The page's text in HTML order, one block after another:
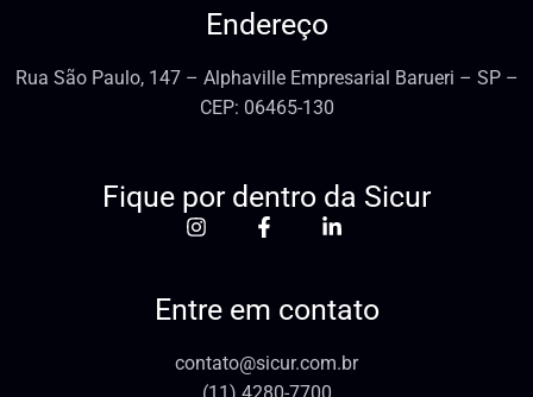
Endereço
Rua São Paulo, 147 – Alphaville Empresarial Barueri – SP –
CEP: 06465-130
Fique por dentro da Sicur
Entre em contato
contato@sicur.com.br
(11) 4280-7700